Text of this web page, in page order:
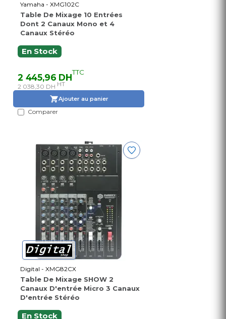
Yamaha - XMG102C
Table De Mixage 10 Entrées
Dont 2 Canaux Mono et 4
Canaux Stéréo
En Stock
2 445,96 DHTTC
2 038,30 DH HT
Ajouter au panier
Comparer
Digital - XMG82CX
Table De Mixage SHOW 2
Canaux D'entrée Micro 3 Canaux
D'entrée Stéréo
En Stock